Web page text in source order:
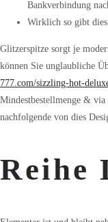
Bankverbindung
Wirklich so gibt dies
Glitzerspitze sorgt je
können Sie unglaubliche
777.com/sizzling-hot-
Mindestbestellmenge & via
nachfolgende von dies
Reihe